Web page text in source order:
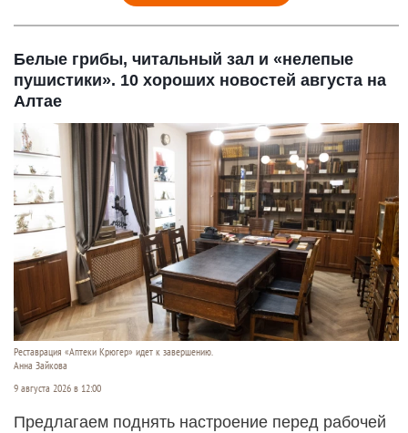
Белые грибы, читальный зал и «нелепые
пушистики». 10 хороших новостей августа на
Алтае
Реставрация «Аптеки Крюгер» идет к завершению.
Анна Зайкова
9 августа 2026 в 12:00
Предлагаем поднять настроение перед рабочей